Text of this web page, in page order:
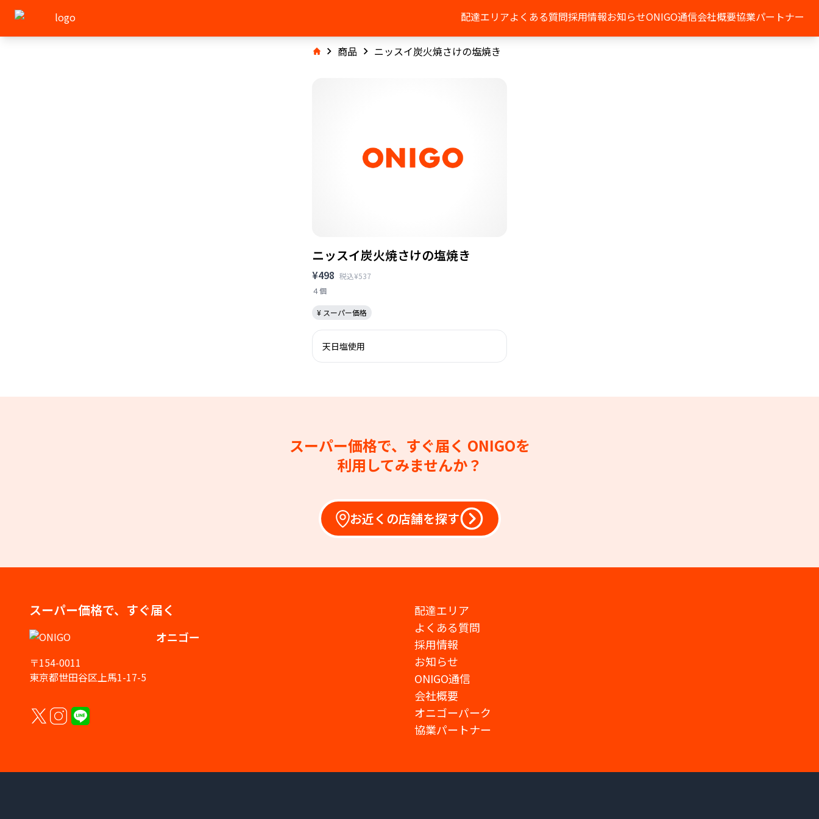
配達エリアよくある質問採用情報お知らせONIGO通信会社概要協業パートナー
商品 ニッスイ炭火焼さけの塩焼き
ニッスイ炭火焼さけの塩焼き
¥498 税込¥537
４個
¥ スーパー価格
天日塩使用
スーパー価格で、すぐ届く ONIGOを
利用してみませんか？
お近くの店舗を探す
スーパー価格で、すぐ届く
オニゴー
〒154-0011
東京都世田谷区上馬1-17-5
配達エリア
よくある質問
採用情報
お知らせ
ONIGO通信
会社概要
オニゴーパーク
協業パートナー